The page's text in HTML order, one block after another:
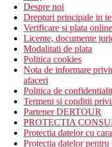
Descrierea plajei
plaja lunga de
sezlonguri si
Activitati sportive
divertisment de
muzica/
fitness
Activitati sportive
biliard
teren de golf (la
inchiriere de
Despre noi
Drepturi principale in
Verificare si plata online
Licente, documente
Modalitati de plata
Politica cookies
Nota de informare
afaceri
Politica de
Termeni si conditii
Partener DERTOUR
PROTECTIA
Protectia datelor cu
Protectia datelor